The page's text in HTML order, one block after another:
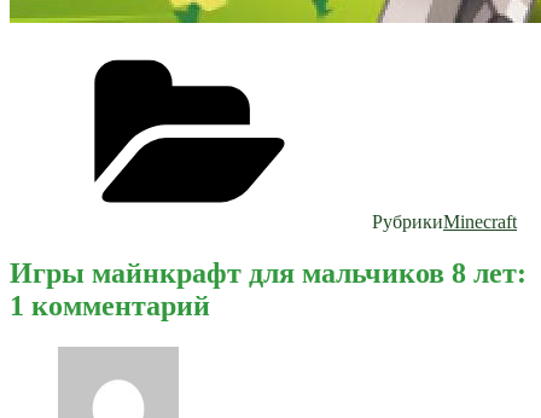
РубрикиMinecraft
Игры майнкрафт для мальчиков 8 лет:
1 комментарий